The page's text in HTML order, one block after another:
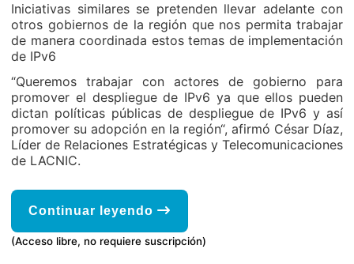
Iniciativas similares se pretenden llevar adelante con
otros gobiernos de la región que nos permita trabajar
de manera coordinada estos temas de implementación
de IPv6
“Queremos trabajar con actores de gobierno para
promover el despliegue de IPv6 ya que ellos pueden
dictan políticas públicas de despliegue de IPv6 y así
promover su adopción en la región“, afirmó César Díaz,
Líder de Relaciones Estratégicas y Telecomunicaciones
de LACNIC.
Continuar leyendo
(Acceso libre, no requiere suscripción)